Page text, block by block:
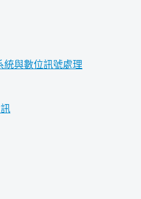
統與數位訊號處理